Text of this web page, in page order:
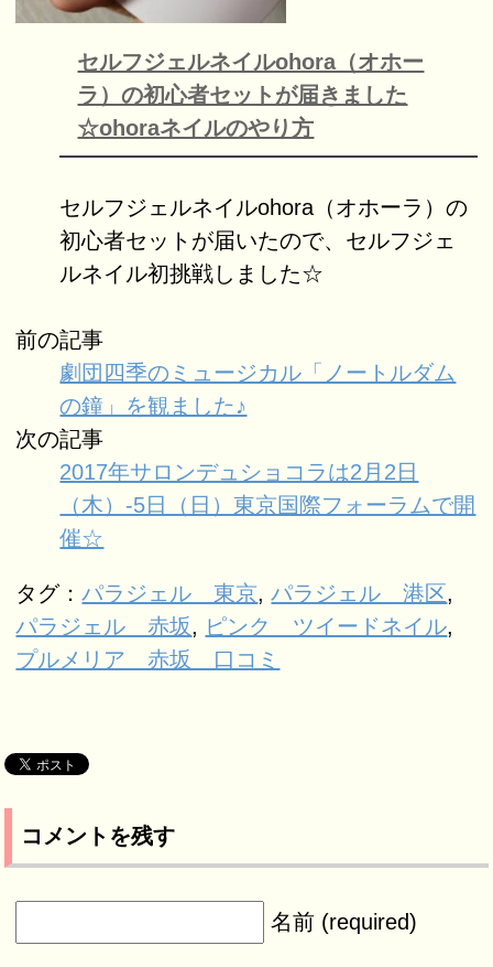
セルフジェルネイルohora（オホー
ラ）の初心者セットが届きました
☆ohoraネイルのやり方
セルフジェルネイルohora（オホーラ）の
初心者セットが届いたので、セルフジェ
ルネイル初挑戦しました☆
前の記事
劇団四季のミュージカル「ノートルダム
の鐘」を観ました♪
次の記事
2017年サロンデュショコラは2月2日
（木）-5日（日）東京国際フォーラムで開
催☆
タグ：パラジェル 東京,パラジェル 港区,
パラジェル 赤坂, ピンク ツイードネイル,
プルメリア 赤坂 口コミ
コメントを残す
名前 (required)